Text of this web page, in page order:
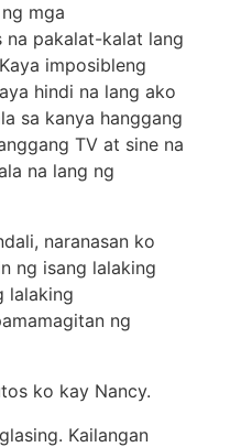
mga
na pakalat-kalat lang
imposibleng
hindi na lang ako
sa kanya hanggang
TV at sine na
na lang ng
naranasan ko
ng isang lalaking
lalaking
ng
ko kay Nancy.
Kailangan